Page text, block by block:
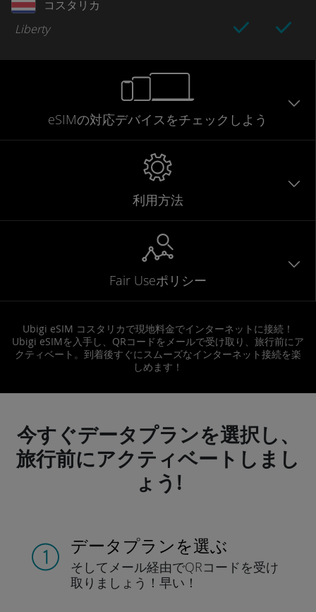
コスタリカ
Liberty
eSIMの対応デバイスをチェックしよう
利用方法
Fair Useポリシー
Ubigi eSIM コスタリカで現地料金でインターネットに接続！
Ubigi eSIMを入手し、QRコードをメールで受け取り、旅行前にア
クティベート。到着後すぐにスムーズなインターネット接続を楽
しめます！
今すぐデータプランを選択し、
旅行前にアクティベートしまし
ょう!
データプランを選ぶ
そしてメール経由でQRコードを受け
取りましょう！早い！